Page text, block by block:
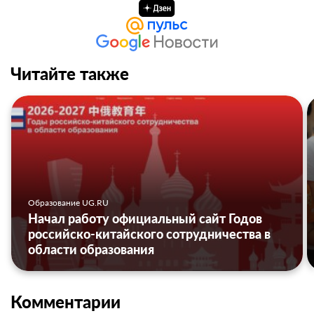
Читайте также
Образование UG.RU
Начал работу официальный сайт Годов
российско-китайского сотрудничества в
области образования
Комментарии